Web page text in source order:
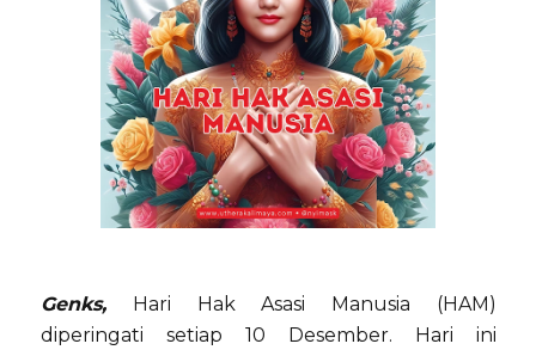
Genks, Hari Hak Asasi Manusia (HAM)
diperingati setiap 10 Desember. Hari ini